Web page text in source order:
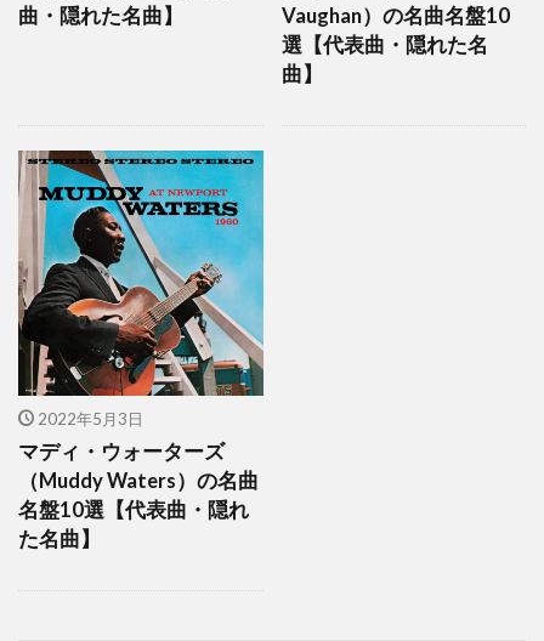
曲・隠れた名曲】
Vaughan）の名曲名盤10
選【代表曲・隠れた名
曲】
2022年5月3日
マディ・ウォーターズ
（Muddy Waters）の名曲
名盤10選【代表曲・隠れ
た名曲】